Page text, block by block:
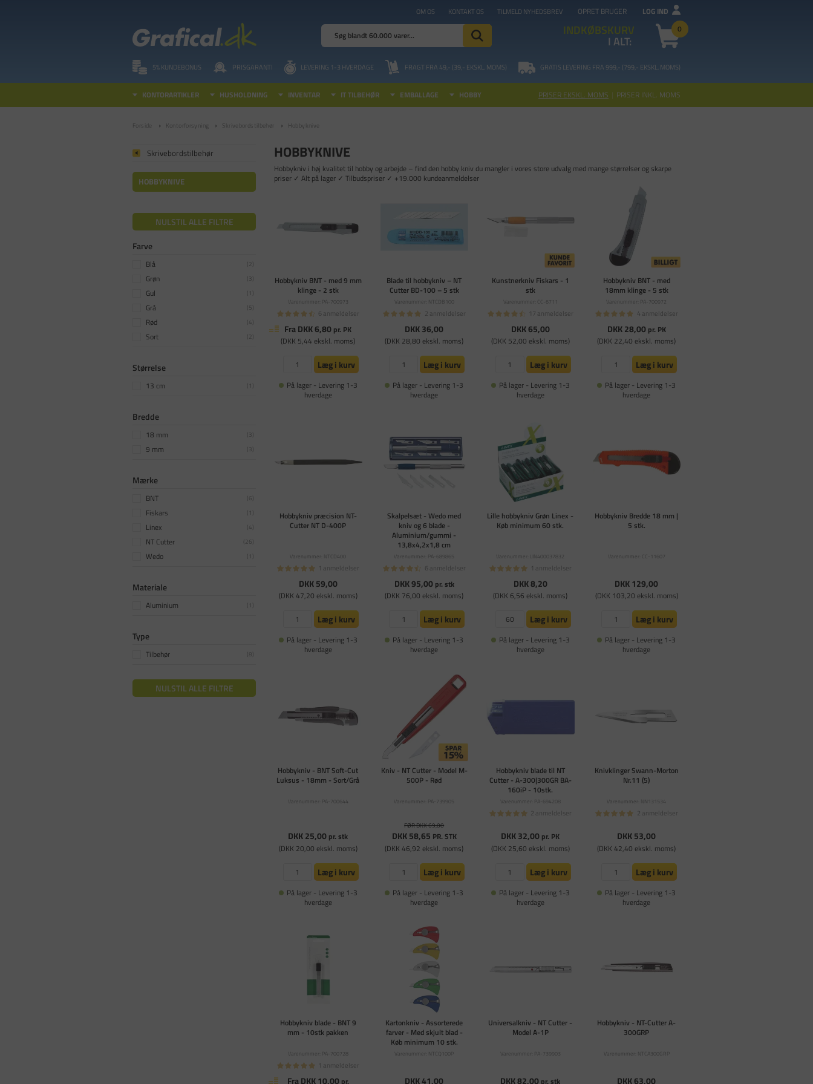
OM OS KONTAKT OS TILMELD NYHEDSBREV OPRET BRUGER LOG IND
INDKØBSKURV 0
I ALT:
5% KUNDEBONUS PRISGARANTI LEVERING 1-3 HVERDAGE FRAGT FRA 49,- (39,- EKSKL. MOMS) GRATIS LEVERING FRA 999,- (799,- EKSKL. MOMS)
KONTORARTIKLER HUSHOLDNING INVENTAR IT TILBEHØR EMBALLAGE HOBBY PRISER EKSKL. MOMS | PRISER INKL. MOMS
Forside Kontorforsyning Skrivebordstilbehør Hobbyknive
Skrivebordstilbehør
HOBBYKNIVE
NULSTIL ALLE FILTRE
Farve
Blå (2 )
Grøn ( 3)
Gul ( 1 )
Grå ( 5)
Rød (4)
Sort (2 )
Størrelse
13 cm ( 1 )
Bredde
18 mm ( 3)
9 mm ( 3)
Mærke
BNT (6 )
Fiskars ( 1 )
Linex (4)
NT Cutter (26 )
Wedo ( 1 )
Materiale
Aluminium ( 1 )
Type
Tilbehør (8)
NULSTIL ALLE FILTRE
HOBBYKNIVE
Hobbykniv i høj kvalitet til hobby og arbejde – find den hobby kniv du mangler i vores store udvalg med mange størrelser og skarpe
priser ✓ Alt på lager ✓ Tilbudspriser ✓ +19.000 kundeanmeldelser
Hobbykniv BNT - med 9 mm
klinge - 2 stk
Varenummer: PA-700973
6 anmeldelser
Fra DKK 6,80 pr. PK
(DKK 5,44 ekskl. moms)
Læg i kurv
På lager - Levering 1-3
hverdage
Blade til hobbykniv – NT
Cutter BD-100 – 5 stk
Varenummer: NTCDB100
2 anmeldelser
DKK 36,00
(DKK 28,80 ekskl. moms)
Læg i kurv
På lager - Levering 1-3
hverdage
Kunstnerkniv Fiskars - 1
stk
Varenummer: CC-6711
17 anmeldelser
DKK 65,00
(DKK 52,00 ekskl. moms)
Læg i kurv
På lager - Levering 1-3
hverdage
Hobbykniv BNT - med
18mm klinge - 5 stk
Varenummer: PA-700972
4 anmeldelser
DKK 28,00pr. PK
(DKK 22,40 ekskl. moms)
Læg i kurv
På lager - Levering 1-3
hverdage
Hobbykniv præcision NT-
Cutter NT D-400P
Varenummer: NTCD400
1 anmeldelser
DKK 59,00
(DKK 47,20 ekskl. moms)
Læg i kurv
På lager - Levering 1-3
hverdage
Skalpelsæt - Wedo med
kniv og 6 blade -
Aluminium/gummi -
13,8x4,2x1,8 cm
Varenummer: PA-689865
6 anmeldelser
DKK 95,00pr. stk
(DKK 76,00 ekskl. moms)
Læg i kurv
På lager - Levering 1-3
hverdage
Lille hobbykniv Grøn Linex -
Køb minimum 60 stk.
Varenummer: LIN400037832
1 anmeldelser
DKK 8,20
(DKK 6,56 ekskl. moms)
Læg i kurv
På lager - Levering 1-3
hverdage
Hobbykniv Bredde 18 mm |
5 stk.
Varenummer: CC-11607
DKK 129,00
(DKK 103,20 ekskl. moms)
Læg i kurv
På lager - Levering 1-3
hverdage
Hobbykniv - BNT Soft-Cut
Luksus - 18mm - Sort/Grå
Varenummer: PA-700644
DKK 25,00 pr. stk
(DKK 20,00 ekskl. moms)
Læg i kurv
På lager - Levering 1-3
hverdage
Kniv - NT Cutter - Model M-
500P - Rød
Varenummer: PA-739905
FØR DKK 69,00
DKK 58,65 PR. STK
(DKK 46,92 ekskl. moms)
Læg i kurv
På lager - Levering 1-3
hverdage
Hobbykniv blade til NT
Cutter - A-300|300GR BA-
160iP - 10stk.
Varenummer: PA-694208
2 anmeldelser
DKK 32,00 pr. PK
(DKK 25,60 ekskl. moms)
Læg i kurv
På lager - Levering 1-3
hverdage
Knivklinger Swann-Morton
Nr.11 (5)
Varenummer: NN131534
2 anmeldelser
DKK 53,00
(DKK 42,40 ekskl. moms)
Læg i kurv
På lager - Levering 1-3
hverdage
Hobbykniv blade - BNT 9
mm - 10stk pakken
Varenummer: PA-700728
1 anmeldelser
Fra DKK 10,00pr.
Kartonkniv - Assorterede
farver - Med skjult blad -
Køb minimum 10 stk.
Varenummer: NTCQ100P
DKK 41,00
Universalkniv - NT Cutter -
Model A-1P
Varenummer: PA-739903
DKK 82,00 pr. stk
Hobbykniv - NT-Cutter A-
300GRP
Varenummer: NTCA300GRP
DKK 63,00